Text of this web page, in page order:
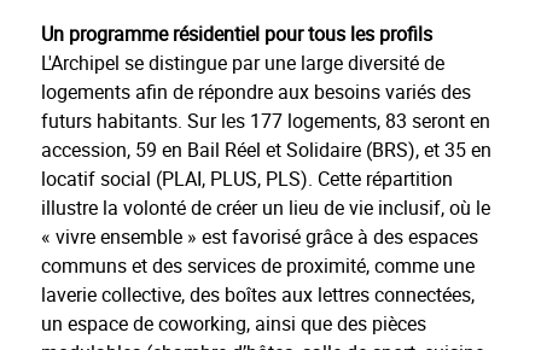
Un programme résidentiel pour tous les profils
L'Archipel se distingue par une large diversité de
logements afin de répondre aux besoins variés des
futurs habitants. Sur les 177 logements, 83 seront en
accession, 59 en Bail Réel et Solidaire (BRS), et 35 en
locatif social (PLAI, PLUS, PLS). Cette répartition
illustre la volonté de créer un lieu de vie inclusif, où le
« vivre ensemble » est favorisé grâce à des espaces
communs et des services de proximité, comme une
laverie collective, des boîtes aux lettres connectées,
un espace de coworking, ainsi que des pièces